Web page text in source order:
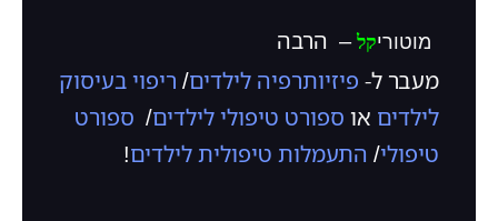
מוטוריקל– הרבה
מעבר ל- פיזיותרפיה לילדים/ ריפוי בעיסוק
לילדים או ספורט טיפולי לילדים/ ספורט
טיפולי/ התעמלות טיפולית לילדים!